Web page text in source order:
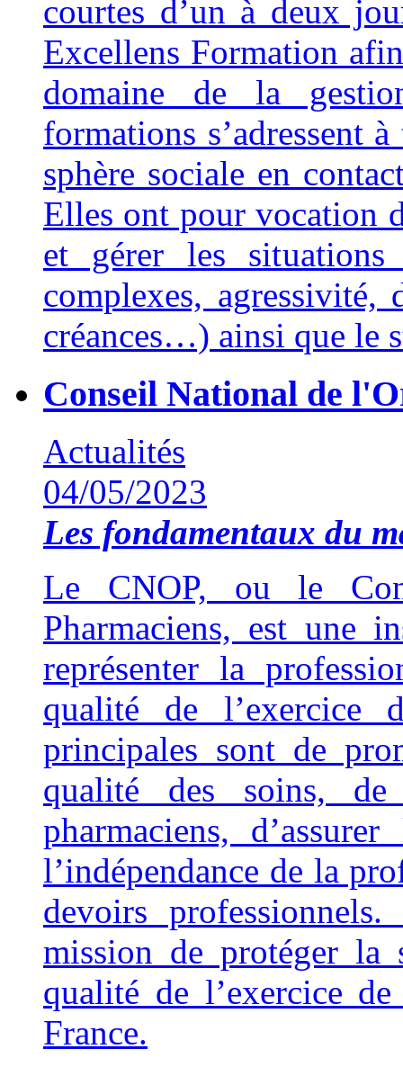
courtes d’un à deux
Excellens Formation
domaine de la
formations s’adressent
sphère sociale en
Elles ont pour vocation
et gérer les
complexes, agressivité,
créances…) ainsi que le
Conseil National de
Actualités
04/05/2023
Les fondamentaux du
Le CNOP, ou le
Pharmaciens, est une
représenter la
qualité de l’exercice
principales sont de
qualité des soins,
pharmaciens,
l’indépendance de la
devoirs
mission de protéger la
qualité de l’exercice
France.